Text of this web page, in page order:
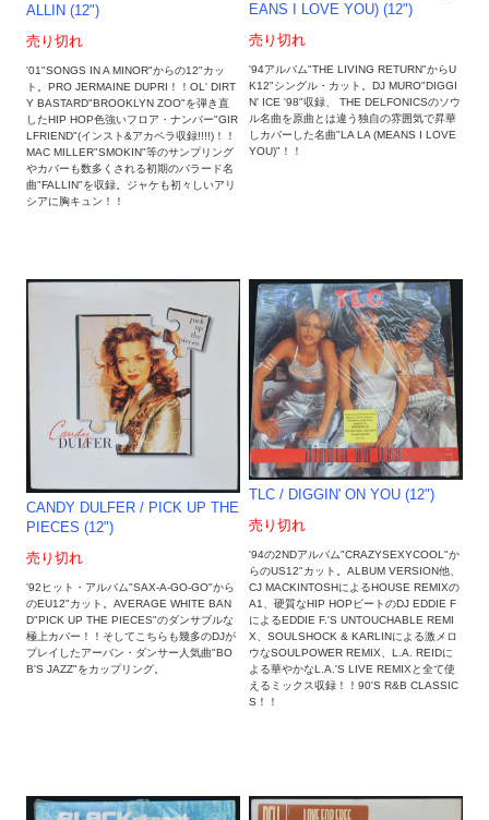
ALLIN (12")
売り切れ
'01"SONGS IN A MINOR"からの12"カッ
ト。PRO JERMAINE DUPRI！！OL' DIRT
Y BASTARD"BROOKLYN ZOO"を弾き直
したHIP HOP色強いフロア・ナンバー"GIR
LFRIEND"(インスト&アカペラ収録!!!!)！！
MAC MILLER"SMOKIN"等のサンプリング
やカバーも数多くされる初期のバラード名
曲"FALLIN"を収録。ジャケも初々しいアリ
シアに胸キュン！！
EANS I LOVE YOU) (12")
売り切れ
'94アルバム"THE LIVING RETURN"からU
K12"シングル・カット。DJ MURO"DIGGI
N' ICE '98"収録、 THE DELFONICSのソウ
ル名曲を原曲とは違う独自の雰囲気で昇華
しカバーした名曲"LA LA (MEANS I LOVE
YOU)"！！
CANDY DULFER / PICK UP THE
PIECES (12")
売り切れ
'92ヒット・アルバム"SAX-A-GO-GO"から
のEU12"カット。AVERAGE WHITE BAN
D"PICK UP THE PIECES"のダンサブルな
極上カバー！！そしてこちらも幾多のDJが
プレイしたアーバン・ダンサー人気曲"BO
B'S JAZZ"をカップリング。
TLC / DIGGIN' ON YOU (12")
売り切れ
'94の2NDアルバム"CRAZYSEXYCOOL"か
らのUS12"カット。ALBUM VERSION他、
CJ MACKINTOSHによるHOUSE REMIXの
A1、硬質なHIP HOPビートのDJ EDDIE F
によるEDDIE F.'S UNTOUCHABLE REMI
X、SOULSHOCK & KARLINによる激メロ
ウなSOULPOWER REMIX、L.A. REIDに
よる華やかなL.A.'S LIVE REMIXと全て使
えるミックス収録！！90'S R&B CLASSIC
S！！